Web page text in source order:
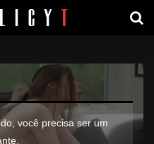
você precisa ser um